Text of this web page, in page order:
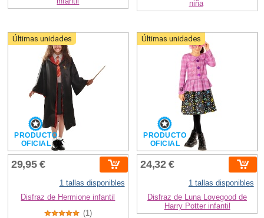
niña
Últimas unidades
PRODUCTO
OFICIAL
29,95 €
1 tallas disponibles
Disfraz de Hermione infantil
(1)
Últimas unidades
PRODUCTO
OFICIAL
24,32 €
1 tallas disponibles
Disfraz de Luna Lovegood de
Harry Potter infantil